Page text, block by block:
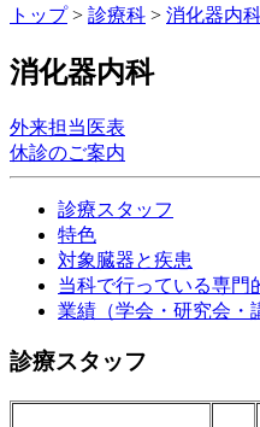
トップ> 診療科 > 消化器内
消化器内科
外来担当医表
休診のご案内
診療スタッフ
特色
対象臓器と疾患
当科で行っている専門
業績（学会・研究会・
診療スタッフ